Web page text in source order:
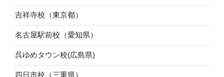
吉祥寺校（東京都）
名古屋駅前校（愛知県）
呉ゆめタウン校(広島県)
四日市校（三重県）